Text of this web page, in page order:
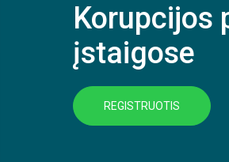
Korupcijos
įstaigose
REGISTRUOTIS